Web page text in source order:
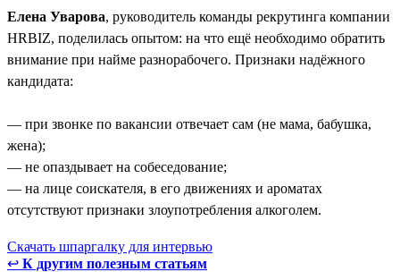
Елена Уварова, руководитель команды рекрутинга компании
HRBIZ, поделилась опытом: на что ещё необходимо обратить
внимание при найме разнорабочего. Признаки надёжного
кандидата:
— при звонке по вакансии отвечает сам (не мама, бабушка,
жена);
— не опаздывает на собеседование;
— на лице соискателя, в его движениях и ароматах
отсутствуют признаки злоупотребления алкоголем.
Скачать шпаргалку для интервью
↩ К другим полезным статьям